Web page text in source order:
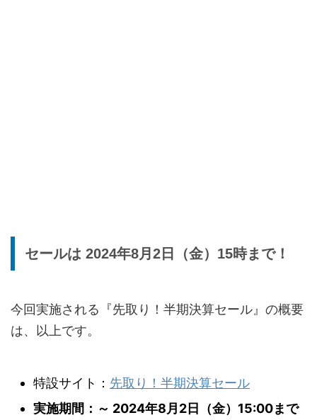
セールは 2024年8月2日（金）15時まで！
今回実施される『先取り！半期決算セール』の概要
は、以上です。
特設サイト： 先取り！半期決算セール
実施期間：～ 2024年8月2日（金）15:00まで